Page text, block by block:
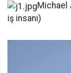
Michael
iş insanı)